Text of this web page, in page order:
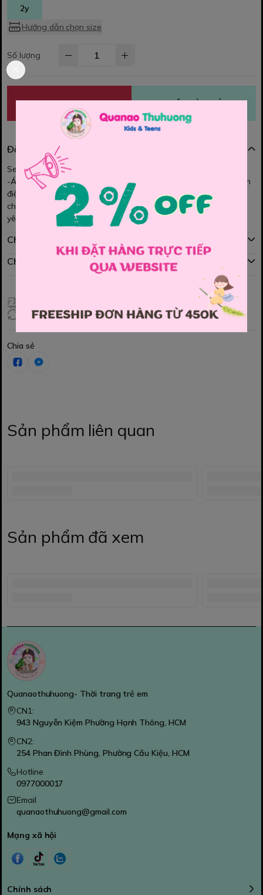
2y
Hướng dẫn chọn size
Số lượng
MUA NGAY THÊM VÀO GIỎ
Đặc điểm nổi bật
Set bộ Melisa cực sang chảnh cho bé.
-Áo Thiết kế kiểu dáng BabyDoll xếp ly ngực, tay phồng phối ren
điệu đà mix cùng
chiếc quần kaki mềm nhẹ from rộng rất dễ thương và rất đáng
yêu ạ.
Chính sách mua hàng
Chính sách đổi hàng
Đổi hàng 3 ngày (HCM), 7 ngày (Tỉnh)
Chia sẻ
Sản phẩm liên quan
Sản phẩm đã xem
Quanaothuhuong- Thời trang trẻ em
CN1:
943 Nguyễn Kiệm Phường Hạnh Thông, HCM
CN2:
254 Phan Đình Phùng, Phường Cầu Kiệu, HCM
Hotline
0977000017
Email
quanaothuhuong@gmail.com
Mạng xã hội
Chính sách